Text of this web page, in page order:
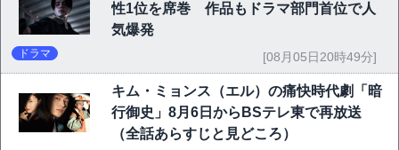
性1位を席巻 作品もドラマ部門首位で人
気爆発
ドラマ [08月05日20時49分]
キム・ミョンス（エル）の痛快時代劇「暗
行御史」8月6日からBSテレ東で再放送
（全話あらすじと見どころ）